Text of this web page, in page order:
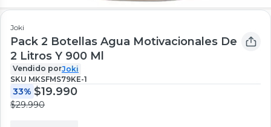
Joki
Pack 2 Botellas Agua Motivacionales De
2 Litros Y 900 Ml
Vendido porJoki
SKU MKSFMS79KE-1
33% $19.990
$29.990